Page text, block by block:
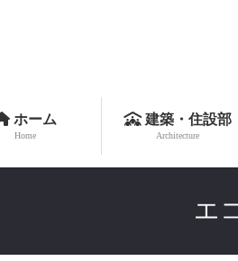
ホーム
Home
建築・住設部
Architecture
エ